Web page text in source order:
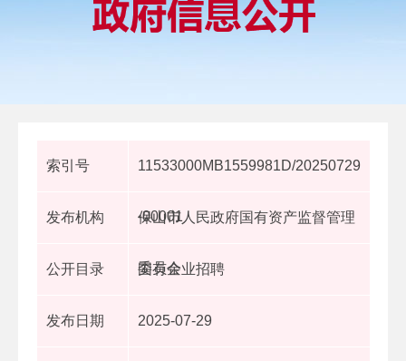
索引号 11533000MB1559981D/20250729
-00001
发布机构 保山市人民政府国有资产监督管理
委员会
公开目录 国有企业招聘
发布日期 2025-07-29